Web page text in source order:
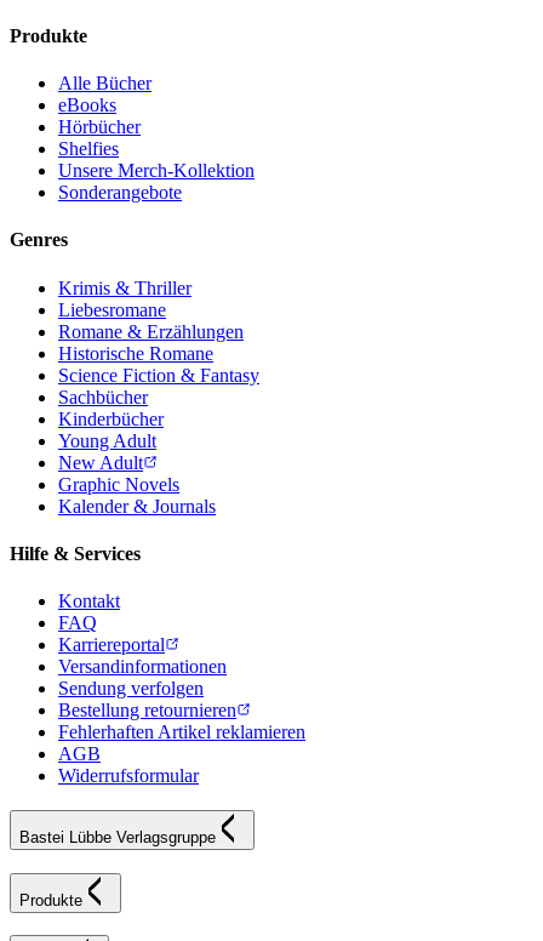
Produkte
Alle Bücher
eBooks
Hörbücher
Shelfies
Unsere Merch-Kollektion
Sonderangebote
Genres
Krimis & Thriller
Liebesromane
Romane & Erzählungen
Historische Romane
Science Fiction & Fantasy
Sachbücher
Kinderbücher
Young Adult
New Adult
Graphic Novels
Kalender & Journals
Hilfe & Services
Kontakt
FAQ
Karriereportal
Versandinformationen
Sendung verfolgen
Bestellung retournieren
Fehlerhaften Artikel reklamieren
AGB
Widerrufsformular
Bastei Lübbe Verlagsgruppe
Produkte